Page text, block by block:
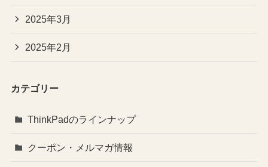
2025年3月
2025年2月
カテゴリー
ThinkPadのラインナップ
クーポン・メルマガ情報